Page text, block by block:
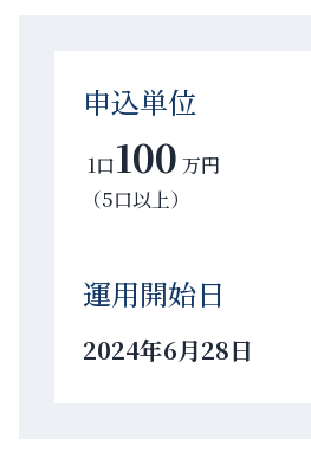
申込単位
1口100 万円
（5口以上）
運用開始日
2024年6月28日